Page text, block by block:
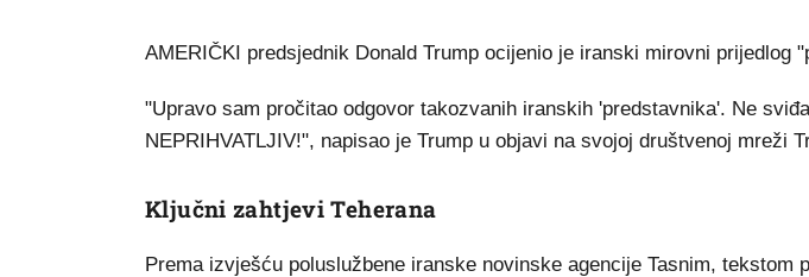
AMERIČKI predsjednik Donald Trump ocijenio je iranski mirovni prijedlog
"Upravo sam pročitao odgovor takozvanih iranskih 'predstavnika'. Ne
NEPRIHVATLJIV!", napisao je Trump u objavi na svojoj društvenoj mreži
Ključni zahtjevi Teherana
Prema izvješću poluslužbene iranske novinske agencije Tasnim, tekstom